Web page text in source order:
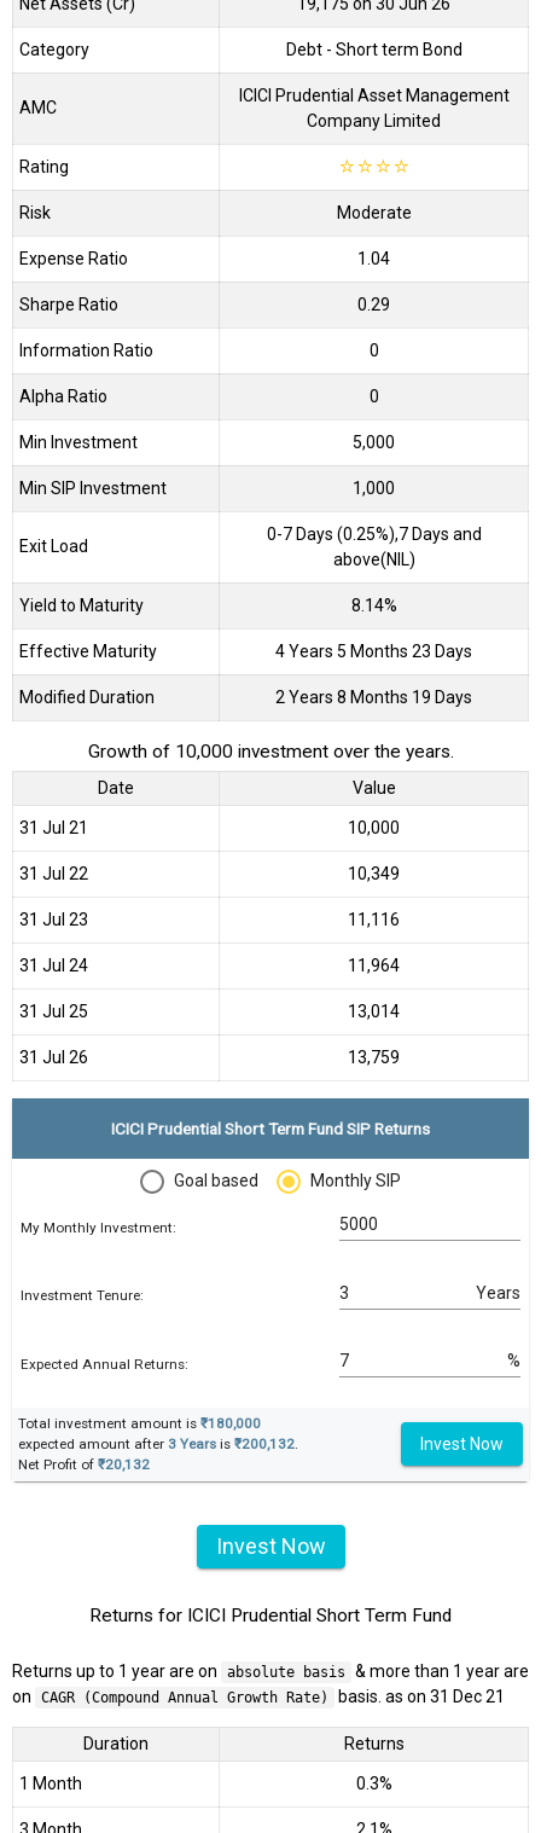
Category Debt - Short term Bond
AMC
ICICI Prudential Asset Management
Company Limited
Rating ☆☆☆☆
Risk Moderate
Expense Ratio 1.04
Sharpe Ratio 0.29
Information Ratio 0
Alpha Ratio 0
Min Investment 5,000
Min SIP Investment 1,000
Exit Load
0-7 Days (0.25%),7 Days and
above(NIL)
Yield to Maturity 8.14%
Effective Maturity 4 Years 5 Months 23 Days
Modified Duration 2 Years 8 Months 19 Days
Growth of 10,000 investment over the years.
Date Value
31 Jul 21 ₹10,000
31 Jul 22 ₹10,349
31 Jul 23 ₹11,116
31 Jul 24 ₹11,964
31 Jul 25 ₹13,014
31 Jul 26 ₹13,759
ICICI Prudential Short Term Fund SIP Returns
Goal based Monthly SIP
My Monthly Investment:
Investment Tenure: Years
Expected Annual Returns: %
Total investment amount is ₹180,000
expected amount after 3 Years is ₹200,132
Net Profit of ₹20,132
Invest Now
Invest Now
Returns for ICICI Prudential Short Term Fund
Returns up to 1 year are on absolute basis
& more than 1 year are
on
CAGR (Compound Annual Growth Rate) basis. as on 31 Dec 21
Duration Returns
1 Month 0.3%